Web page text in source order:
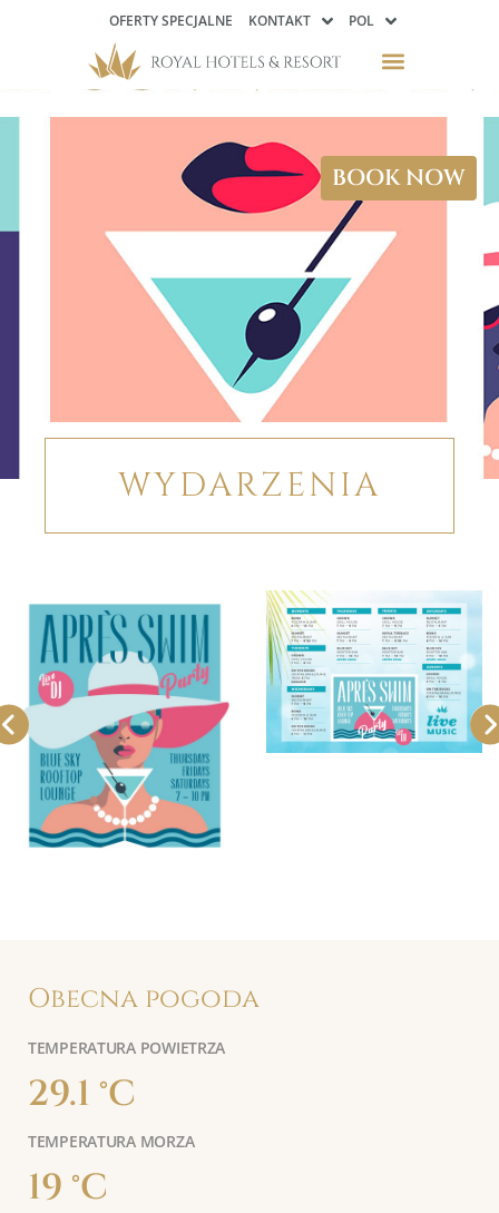
OFERTY SPECJALNE KONTAKT POL
WYDARZENIA
BOOK NOW
Obecna pogoda
TEMPERATURA POWIETRZA
29.1 °C
TEMPERATURA MORZA
19 °C